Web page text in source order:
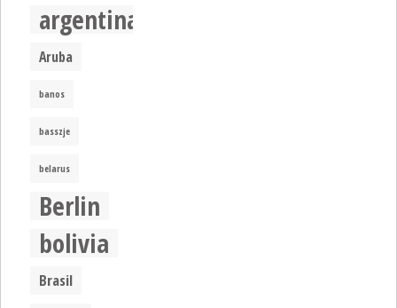
argentina
Aruba
banos
basszje
belarus
Berlin
bolivia
Brasil